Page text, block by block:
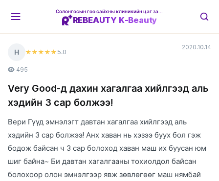
REBEAUTY K-Beauty
Н ★★★★★ 5.0
2020.10.14
495
Very Good-д дахин хагалгаа хийлгээд аль
хэдийн 3 сар болжээ!
Вери Гүүд эмнэлэгт давтан хагалгаа хийлгээд аль
хэдийн 3 сар болжээ! Анх хаван нь хэзээ буух бол гэж
бодож байсан ч 3 сар болоход хаван маш их буусан юм
шиг байна~ Би давтан хагалгааны тохиолдол байсан
болохоор олон эмнэлгээр явж зөвлөгөөг маш нямбай